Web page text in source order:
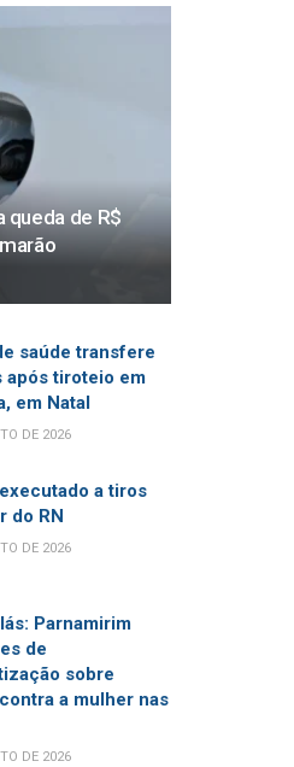
queda de R$
saúde transfere
após tiroteio em
em Natal
DE 2026
a tiros
do RN
DE 2026
Parnamirim
de
sobre
a mulher nas
DE 2026